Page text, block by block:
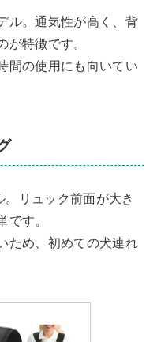
ル。通気性が高く、背
が特徴です。
間の使用にも向いてい
リュック前面が大き
です。
ため、初めての犬連れ